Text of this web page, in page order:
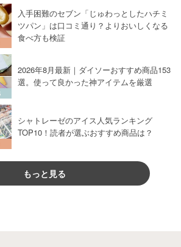
入手困難のセブン「じゅわっとしたハチミ
ツパン」は口コミ通り？よりおいしくなる
食べ方も検証
2026年8月最新｜ダイソーおすすめ商品153
選。使って良かった神アイテムを厳選
シャトレーゼのアイス人気ランキング
TOP10！読者が選ぶおすすめ商品は？
もっと見る